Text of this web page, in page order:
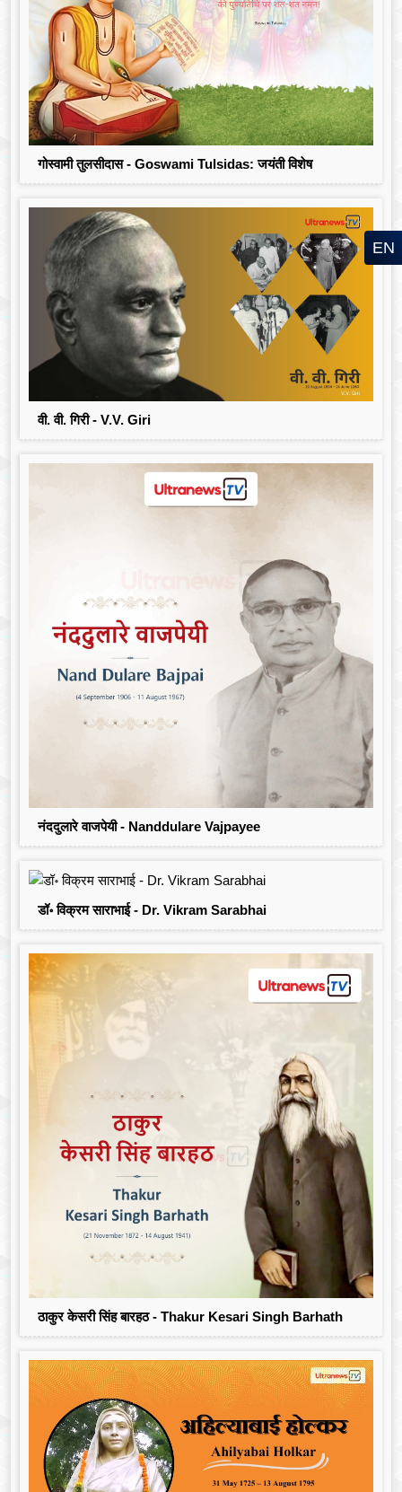
गोस्वामी तुलसीदास - Goswami Tulsidas: जयंती विशेष
वी. वी. गिरी - V.V. Giri
नंददुलारे वाजपेयी - Nanddulare Vajpayee
डॉ॰ विक्रम साराभाई - Dr. Vikram Sarabhai
ठाकुर केसरी सिंह बारहठ - Thakur Kesari Singh Barhath
EN